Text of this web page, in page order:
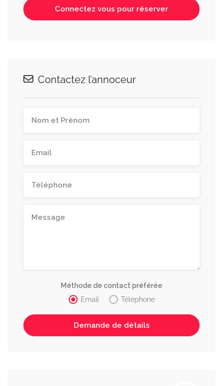
Connectez vous pour réserver
Contactez l’annoceur
Méthode de contact préférée
Email
Téléphone